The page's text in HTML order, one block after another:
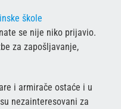
se nije niko prijavio.
za zapošljavanje,
i armirače ostaće i u
nezainteresovani za